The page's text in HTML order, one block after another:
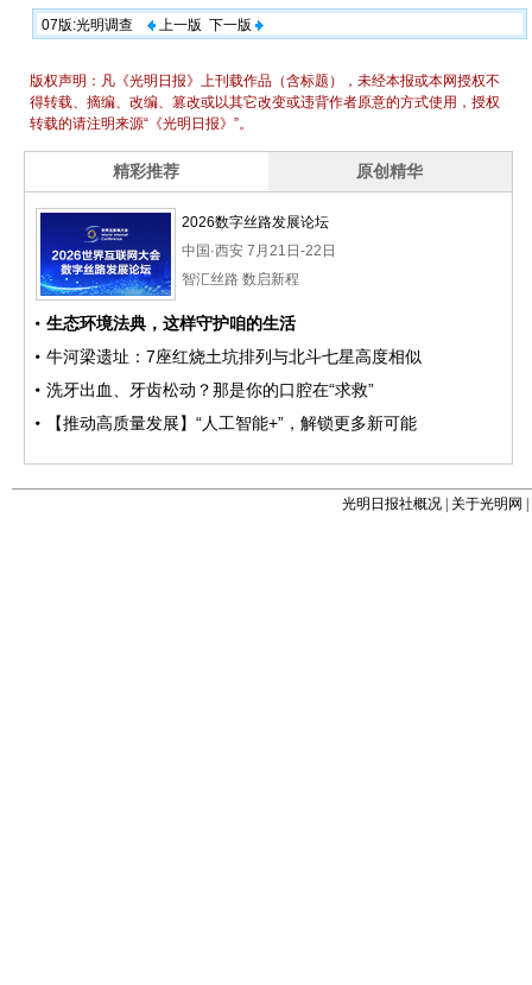
07版:光明调查 上一版 下一版
光明日报社概况 关于光明网